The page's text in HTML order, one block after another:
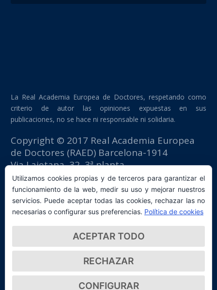
La Real Academia Europea de Doctores, respetando como
criterio de autor las opiniones expuestas en sus
publicaciones, no se hace ni responsable ni solidaria.
Copyright © 2017 Real Academia Europea
de Doctores (RAED) Barcelona-1914
Via Laietana, 32, 3ª planta
Edificio Fomento del Trabajo
08003 Barcelona (España)
tlf: +34 93 667 40 54
secretaria@raed.academy
Contacto y suscripción Newsletter
Política de privacidad
Utilizamos cookies propias y de terceros para garantizar el
funcionamiento de la web, medir su uso y mejorar nuestros
servicios. Puede aceptar todas las cookies, rechazar las no
necesarias o configurar sus preferencias. Política de cookies
ACEPTAR TODO
RECHAZAR
CONFIGURAR